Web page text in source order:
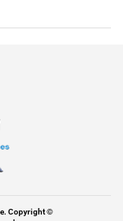
Copyright ©